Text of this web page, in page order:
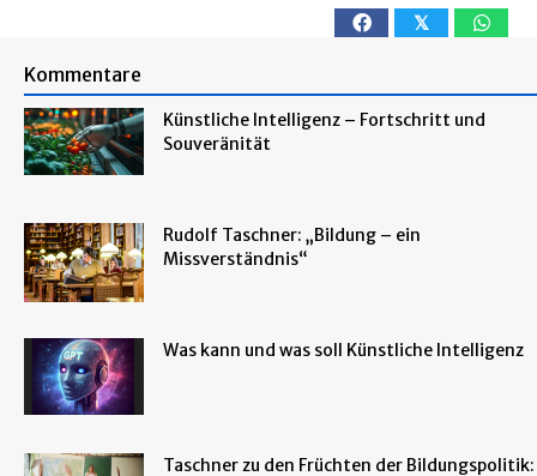
𝕏
Kommentare
Künstliche Intelligenz – Fortschritt und
Souveränität
Rudolf Taschner: „Bildung – ein
Missverständnis“
Was kann und was soll Künstliche Intelligenz
Taschner zu den Früchten der Bildungspolitik: